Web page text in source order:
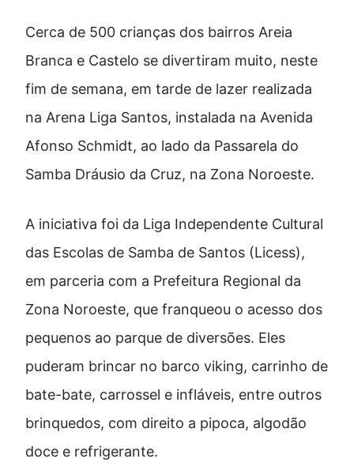
Cerca de 500 crianças dos bairros Areia
Branca e Castelo se divertiram muito, neste
fim de semana, em tarde de lazer realizada
na Arena Liga Santos, instalada na Avenida
Afonso Schmidt, ao lado da Passarela do
Samba Dráusio da Cruz, na Zona Noroeste.
A iniciativa foi da Liga Independente Cultural
das Escolas de Samba de Santos (Licess),
em parceria com a Prefeitura Regional da
Zona Noroeste, que franqueou o acesso dos
pequenos ao parque de diversões. Eles
puderam brincar no barco viking, carrinho de
bate-bate, carrossel e infláveis, entre outros
brinquedos, com direito a pipoca, algodão
doce e refrigerante.